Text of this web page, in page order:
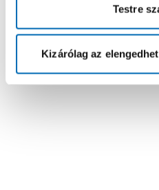
Testre
Kizárólag az